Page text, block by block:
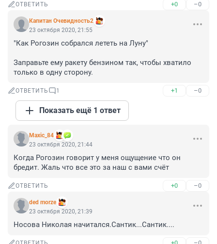
ОТВЕТИТЬ +0 –0
Капитан Очевидность2
23 октября 2020, 21:55
"Как Рогозин собрался лететь на Луну"
Заправьте ему ракету бензином так, чтобы хватило
только в одну сторону.
ОТВЕТИТЬ 1 +1 –0
Показать ещё 1 ответ
Maxic_84
23 октября 2020, 21:44
Когда Рогозин говорит у меня ощущение что он
бредит. Жаль что все это за наш с вами счёт
ОТВЕТИТЬ +0 –0
ded morze
23 октября 2020, 21:39
Носова Николая начитался.Сантик...Сантик....